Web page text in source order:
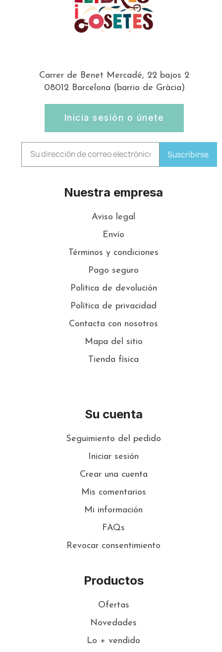
Carrer de Benet Mercadé, 22 bajos 2
08012 Barcelona (barrio de Gràcia)
Inicia sesión o únete
Suscribirse
Nuestra empresa
Aviso legal
Envío
Términos y condiciones
Pago seguro
Política de devolución
Política de privacidad
Contacta con nosotros
Mapa del sitio
Tienda física
Su cuenta
Seguimiento del pedido
Iniciar sesión
Crear una cuenta
Mis comentarios
Mi información
FAQs
Revocar consentimiento
Productos
Ofertas
Novedades
Lo + vendido